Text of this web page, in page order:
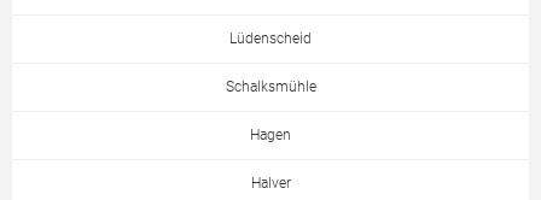
Lüdenscheid
Schalksmühle
Hagen
Halver